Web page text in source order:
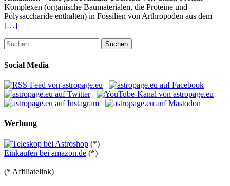
Komplexen (organische Baumaterialen, die Proteine und
Polysaccharide enthalten) in Fossilien von Arthropoden aus dem
[…]
Suchen
nach:
Social Media
Werbung
(*)
Einkaufen bei amazon.de (*)
(* Affiliatelink)